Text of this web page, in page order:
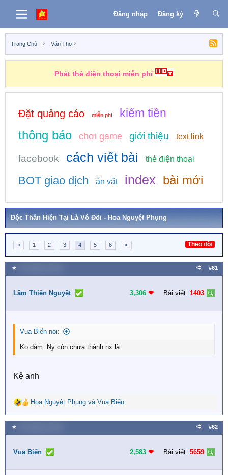
Đăng nhập Đăng ký
Trang Chủ Văn Thơ
Những nhiệm vụ kiếm tiền
Đặt quảng cáo miễn phí kiếm tiền
thông báo chơi game giới thiệu text link
facebook cách viết bài thẻ điện thoại
BOT giao dịch ăn vặt index bài mới
Độc Thân Hiện Tại Là Vô Đối - Hoa Nguyệt Phụng
« 1 2 3 4 5 6 » Theo dõi
★ #61
Lâm Thiên Nguyệt 3,306 ❤︎ Bài viết: 1403
Vua Biển nói:
Ko dám. Ny còn chưa thành nx là
Kệ anh
R
e
a
c
i
n
Hoa Nguyệt Phụng và Vua Biển
★ #62
Vua Biển 2,583 ❤︎ Bài viết: 5659